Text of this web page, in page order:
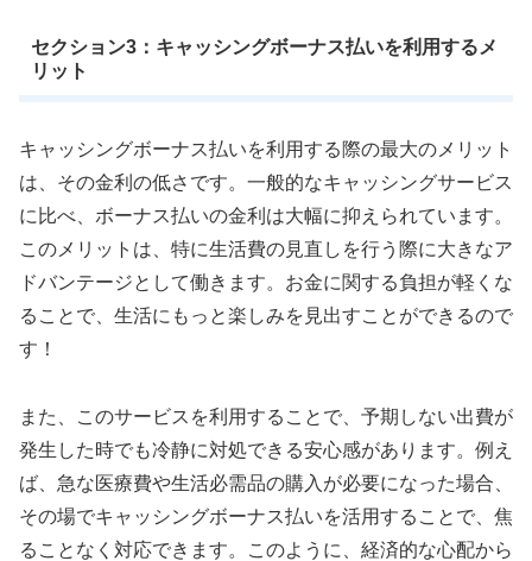
セクション3：キャッシングボーナス払いを利用するメ
リット
キャッシングボーナス払いを利用する際の最大のメリット
は、その金利の低さです。一般的なキャッシングサービス
に比べ、ボーナス払いの金利は大幅に抑えられています。
このメリットは、特に生活費の見直しを行う際に大きなア
ドバンテージとして働きます。お金に関する負担が軽くな
ることで、生活にもっと楽しみを見出すことができるので
す！
また、このサービスを利用することで、予期しない出費が
発生した時でも冷静に対処できる安心感があります。例え
ば、急な医療費や生活必需品の購入が必要になった場合、
その場でキャッシングボーナス払いを活用することで、焦
ることなく対応できます。このように、経済的な心配から